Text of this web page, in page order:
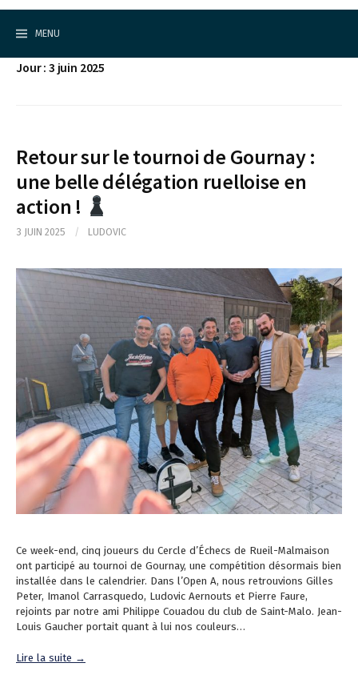
S
MENU
Jour : 3 juin 2025
Retour sur le tournoi de Gournay :
une belle délégation ruelloise en
action !
3 JUIN 2025 / LUDOVIC
Ce week-end, cinq joueurs du Cercle d’Échecs de Rueil-Malmaison
ont participé au tournoi de Gournay, une compétition désormais bien
installée dans le calendrier. Dans l’Open A, nous retrouvions Gilles
Peter, Imanol Carrasquedo, Ludovic Aernouts et Pierre Faure,
rejoints par notre ami Philippe Couadou du club de Saint-Malo. Jean-
Louis Gaucher portait quant à lui nos couleurs…
Lire la suite →